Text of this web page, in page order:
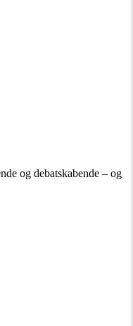
og debatskabende – og